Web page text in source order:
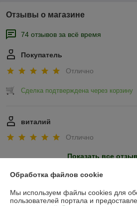
Отзывы о магазине
74 отзывов за всё время
Покупатель
Отлично
Сделка подтверждена через корзину
виталий
Отлично
Показать все
О нас
Обработка файлов cookie
Мы используем файлы cookies для
пользователей портала и